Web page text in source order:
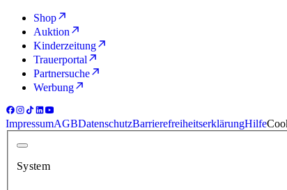
Shop
Auktion
Kinderzeitung
Trauerportal
Partnersuche
Werbung
ImpressumAGBDatenschutzBarrierefreiheitserklärungHilfe
System